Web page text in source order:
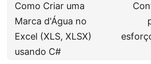
Como Criar uma
Marca d'Água no
Excel (XLS, XLSX)
usando C#